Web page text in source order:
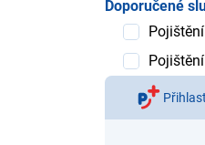
Doporučené